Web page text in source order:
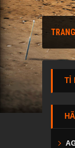
TỈ